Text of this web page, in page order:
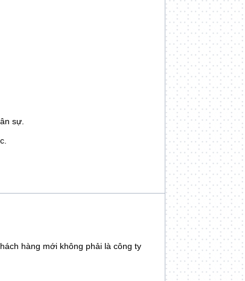
sự.
hàng mới không phải là công ty